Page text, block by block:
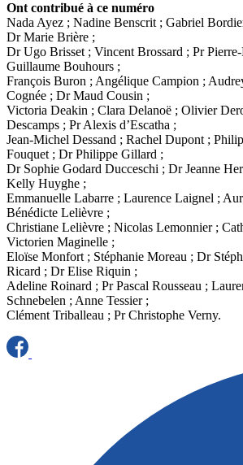
Ont contribué à ce numéro
Nada Ayez ; Nadine Benscrit ; Gabriel
Dr Marie Brière ;
Dr Ugo Brisset ; Vincent Brossard ; Pr
Guillaume Bouhours ;
François Buron ; Angélique Campion ;
Cognée ; Dr Maud Cousin ;
Victoria Deakin ; Clara Delanoë ; Olivier
Descamps ; Pr Alexis d’Escatha ;
Jean‑Michel Dessand ; Rachel Dupont ;
Fouquet ; Dr Philippe Gillard ;
Dr Sophie Godard Ducceschi ; Dr Jeanne
Kelly Huyghe ;
Emmanuelle Labarre ; Laurence Laignel ;
Bénédicte Lelièvre ;
Christiane Lelièvre ; Nicolas Lemonnier ;
Victorien Maginelle ;
Eloïse Monfort ; Stéphanie Moreau ; Dr
Ricard ; Dr Elise Riquin ;
Adeline Roinard ; Pr Pascal Rousseau ;
Schnebelen ; Anne Tessier ;
Clément Triballeau ; Pr Christophe Verny.